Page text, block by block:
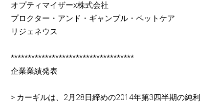
オプティマイザーx株式会社
プロクター・アンド・ギャンブル・ペットケア
リジェネウス
************************************
企業業績発表
> カーギルは、2月28日締めの2014年第3四半期の純利